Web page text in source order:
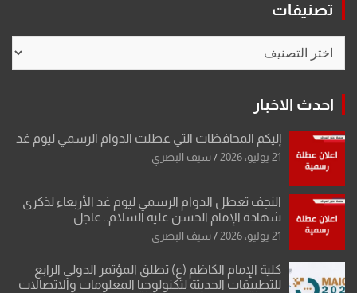
تصنيفات
احدث الاخبار
إليكم المحافظات التي عطلت الدوام الرسمي ليوم غد
21 يوليو، 2026 سيف البصري
النجف تعطل الدوام الرسمي ليوم غد الأربعاء لذكرى
شهادة الإمام الحسن عليه السلام.. عاجل
21 يوليو، 2026 سيف البصري
كلية الإمام الكاظم (ع) تطلق المؤتمر الدولي الرابع
للتطبيقات الحديثة لتكنولوجيا المعلومات والاتصالات